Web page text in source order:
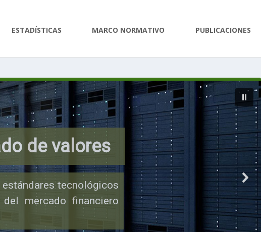
ESTADÍSTICAS MARCO NORMATIVO PUBLICACIONES
de valores
tecnológicos
mercado financiero